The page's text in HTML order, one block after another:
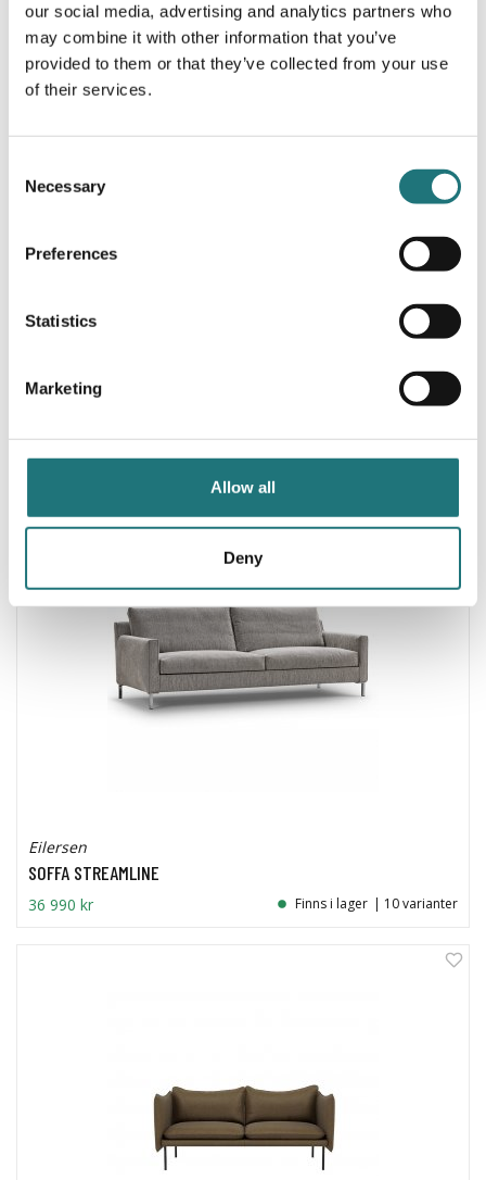
our social media, advertising and analytics partners who
may combine it with other information that you’ve
provided to them or that they’ve collected from your use
of their services.
Selection
Necessary
Preferences
Statistics
Marketing
Allow all
Deny
SOFFA RITZY
Eilersen
SOFFA STREAMLINE
36 990 kr Finns i lager | 10 varianter